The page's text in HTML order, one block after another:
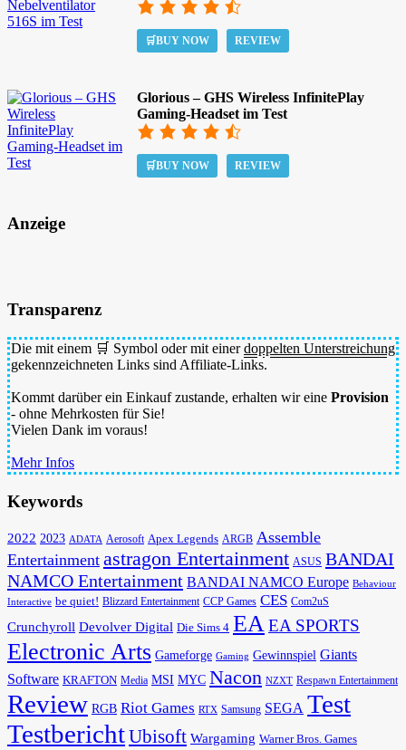
🛒BUY NOW REVIEW
Glorious – GHS Wireless InfinitePlay
Gaming-Headset im Test
🛒BUY NOW REVIEW
Anzeige
Transparenz
Die mit einem 🛒 Symbol oder mit einerdoppelten Unterstreichung
gekennzeichneten Links sind Affiliate-Links.
Kommt darüber ein Einkauf zustande, erhalten wir eine Provision
- ohne Mehrkosten für Sie!
Vielen Dank im voraus!
Mehr Infos
Keywords
2022 2023 ADATA Aerosoft Apex Legends ARGB Assemble
Entertainment astragon Entertainment ASUS BANDAI
NAMCO Entertainment BANDAI NAMCO Europe Behaviour
Interactive be quiet! Blizzard Entertainment CCP Games CES Com2uS
Crunchyroll Devolver Digital Die Sims 4 EAEA SPORTS
Electronic Arts Gameforge Gaming Gewinnspiel Giants
Software KRAFTON Media MSI MYC Nacon NZXT Respawn Entertainment
Review RGB Riot Games RTX Samsung SEGA Test
TestberichtUbisoft Wargaming Warner Bros. Games